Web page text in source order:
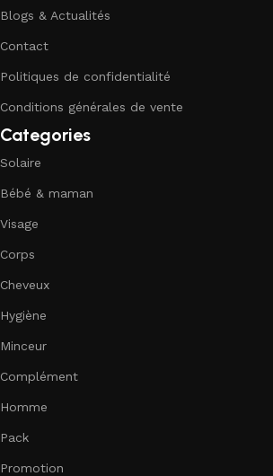
Blogs & Actualités
Contact
Politiques de confidentialité
Conditions générales de vente
Categories
Solaire
Bébé & maman
Visage
Corps
Cheveux
Hygiène
Minceur
Complément
Homme
Pack
Promotion